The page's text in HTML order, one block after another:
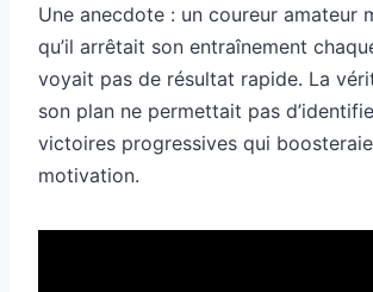
Une anecdote : un coureur amateur
qu’il arrêtait son entraînement
voyait pas de résultat rapide. La
son plan ne permettait pas
victoires progressives qui
motivation.